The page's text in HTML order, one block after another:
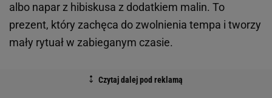
albo napar z hibiskusa z dodatkiem malin. To
prezent, który zachęca do zwolnienia tempa i tworzy
mały rytuał w zabieganym czasie.